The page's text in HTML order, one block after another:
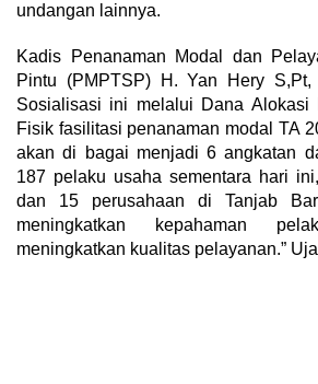
undangan lainnya.
Kadis Penanaman Modal dan
Pintu (PMPTSP) H. Yan Hery S,Pt,
Sosialisasi ini melalui Dana Alokasi
Fisik fasilitasi penanaman modal TA
akan di bagai menjadi 6 angkatan
187 pelaku usaha sementara hari
dan 15 perusahaan di Tanjab
meningkatkan kepahaman
meningkatkan kualitas pelayanan.”